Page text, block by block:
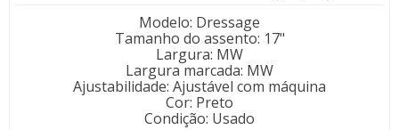
Modelo: Dressage
Tamanho do assento: 17"
Largura: MW
Largura marcada: MW
Ajustabilidade: Ajustável com máquina
Cor: Preto
Condição: Usado